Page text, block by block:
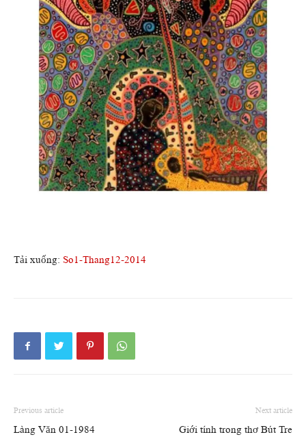
Tải xuống: So1-Thang12-2014
Previous article
Làng Văn 01-1984
Next article
Giới tính trong thơ Bút Tre